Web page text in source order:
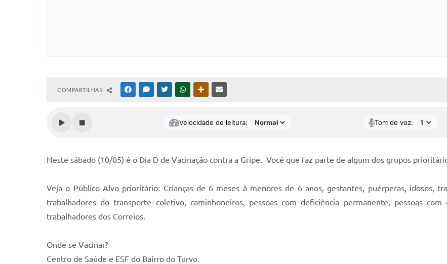
COMPARTILHAR FACEBOOKMESSENGER
TWITTERWHATSAPPOUTRAS MÍDIAS
Velocidade de leitura: Tom de voz:
Neste sábado (10/05) é o Dia D de Vacinação contra a Gripe. Você que faz parte de algum dos grupos
Veja o Público Alvo prioritário: Crianças de 6 meses à menores de 6 anos, gestantes, puérperas, idosos,
trabalhadores do transporte coletivo, caminhoneiros, pessoas com deficiência permanente, pessoas
trabalhadores dos Correios.
Onde se Vacinar?
Centro de Saúde e ESF do Bairro do Turvo.